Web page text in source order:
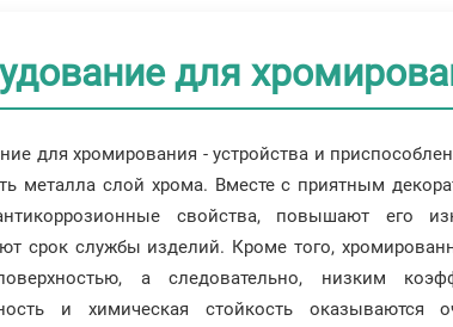
для
для хромирования - устройства и
металла слой хрома. Вместе с приятным
свойства, повышают его
срок службы изделий. Кроме того,
а следовательно, низким
и химическая стойкость оказываются